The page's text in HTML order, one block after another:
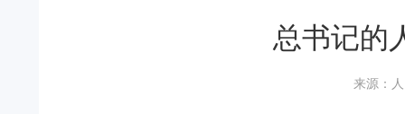
总书记的
来源：